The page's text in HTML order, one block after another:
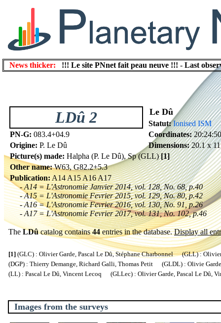
News thicker: !!! Le site PNnet fait peau neuve !!! - Last
LDû 2 Le Dû
Statut: Ionised ISM
PN-G: 083.4+04.9 Coordinates:
Origine: P. Le Dû Dimensions:20.1 x
Picture(s) made: Halpha (P. Le Dû), Sp (GLL)[1]
Other name:W63, G82.2+5.3
Publication:A14 A15 A16 A17
- A14 = L'Astronomie Janvier 2014, vol. 128, No. 68, p.40
- A15 = L'Astronomie Fevrier 2015, vol. 129, No. 80, p.42
- A16 = L'Astronomie Fevrier 2016, vol. 130, No. 91, p.26
- A17 = L'Astronomie Fevrier 2017, vol. 131, No. 102, p.46
The LDûcatalog contains44entries in the database.Display all
[1] (GLC) : Olivier Garde, Pascal Le Dû, Stéphane Charbonnel (GLL) :
(DGP) : Thierry Demange, Richard Galli, Thomas Petit (GLDL) : Olivie
(LL) : Pascal Le Dû, Vincent Lecoq (GLLec) : Olivier Garde, Pascal Le Dû,
Images from the surveys